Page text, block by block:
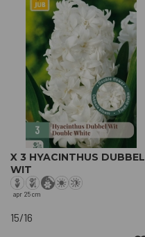
X 3 HYACINTHUS DUBBEL
WIT
apr 25 cm
15/16